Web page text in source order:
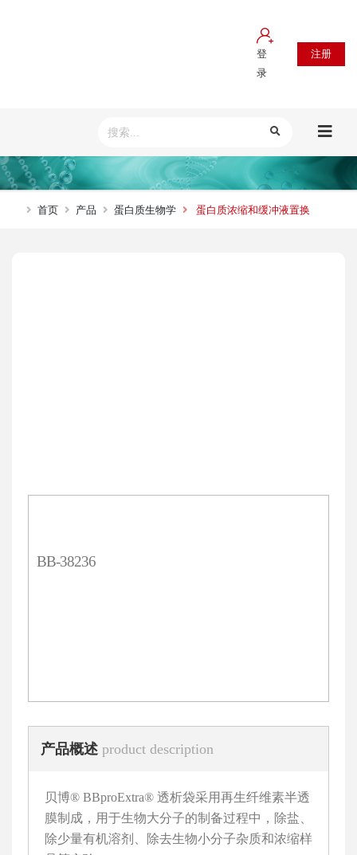
登录
首页 产品 蛋白质生物学 蛋白质浓缩和缓冲液置换
选择规格
除少量有机溶剂、除去生物小分子杂质和浓缩样
品等实验。
将管状透析袋剪下辅助透析夹制成袋状，将生物